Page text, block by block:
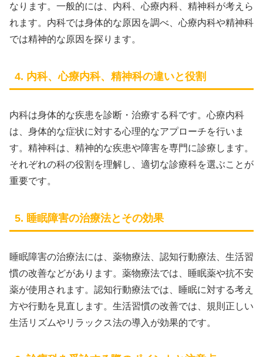
なります。一般的には、内科、心療内科、精神科が考えら
れます。内科では身体的な原因を調べ、心療内科や精神科
では精神的な原因を探ります。
4. 内科、心療内科、精神科の違いと役割
内科は身体的な疾患を診断・治療する科です。心療内科
は、身体的な症状に対する心理的なアプローチを行いま
す。精神科は、精神的な疾患や障害を専門に診療します。
それぞれの科の役割を理解し、適切な診療科を選ぶことが
重要です。
5. 睡眠障害の治療法とその効果
睡眠障害の治療法には、薬物療法、認知行動療法、生活習
慣の改善などがあります。薬物療法では、睡眠薬や抗不安
薬が使用されます。認知行動療法では、睡眠に対する考え
方や行動を見直します。生活習慣の改善では、規則正しい
生活リズムやリラックス法の導入が効果的です。